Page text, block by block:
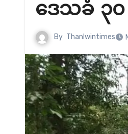
ဒေသခံ ၃၀
By Thanlwintimes